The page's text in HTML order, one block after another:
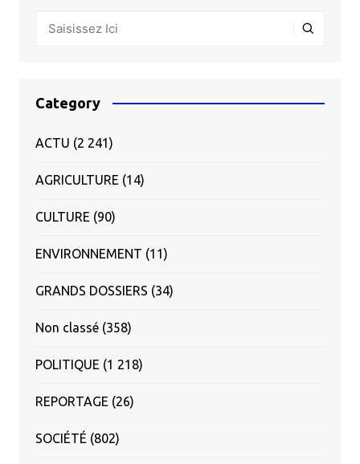
Category
ACTU (2 241)
AGRICULTURE (14)
CULTURE (90)
ENVIRONNEMENT (11)
GRANDS DOSSIERS (34)
Non classé(358)
POLITIQUE (1 218)
REPORTAGE (26)
SOCIÉTÉ (802)